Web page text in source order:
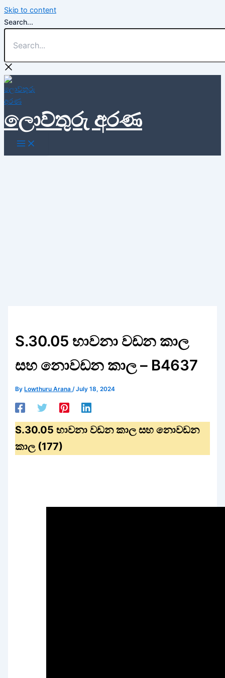
Skip to content
Search...
ලොව්තුරු අරණ
S.30.05 භාවනා වඩන කාල
සහ නොවඩන කාල – B4637
By Lowthuru Arana/July 18, 2024
S.30.05 භාවනා වඩන කාල සහ නොවඩන
කාල (177)